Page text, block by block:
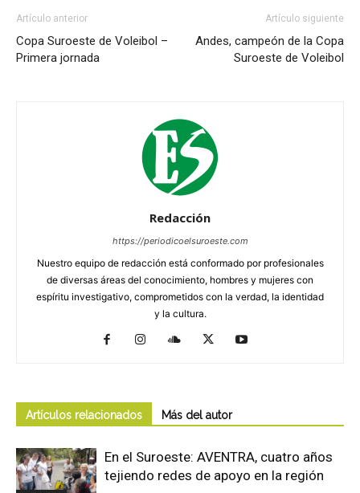
Artículo anterior
Copa Suroeste de Voleibol –
Primera jornada
Artículo siguiente
Andes, campeón de la Copa
Suroeste de Voleibol
Redacción
https://periodicoelsuroeste.com
Nuestro equipo de redacción está conformado por profesionales
de diversas áreas del conocimiento, hombres y mujeres con
espíritu investigativo, comprometidos con la verdad, la identidad
y la cultura.
Artículos relacionados Más del autor
En el Suroeste: AVENTRA, cuatro años
tejiendo redes de apoyo en la región